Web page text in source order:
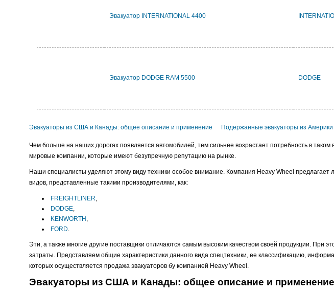
Эвакуатор INTERNATIONAL 4400
Эвакуатор DODGE RAM 5500 DODGE
Эвакуаторы из США и Канады: общее описание и применение Подержанные эвакуаторы из Америки
Чем больше на наших дорогах появляется автомобилей, тем сильнее возрастает потребность в
мировые компании, которые имеют безупречную репутацию на рынке.
Наши специалисты уделяют этому виду техники особое внимание. Компания Heavy Wheel
видов, представленные такими производителями, как:
FREIGHTLINER,
DODGE,
KENWORTH ,
FORD.
Эти, а также многие другие поставщики отличаются самым высоким качеством своей продукции. При
затраты. Представляем общие характеристики данного вида спецтехники, ее классификацию,
которых осуществляется продажа эвакуаторов бу компанией Heavy Wheel.
Эвакуаторы из США и Канады: общее описание и применение